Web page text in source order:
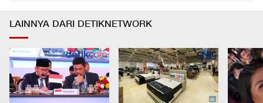
LAINNYA DARI DETIKNETWORK